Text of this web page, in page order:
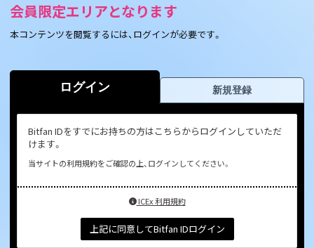
会員限定エリアとなります
本コンテンツを閲覧するには、ログインが必要です。
ログイン 新規登録
Bitfan IDをすでにお持ちの方はこちらからログインしていただ
けます。
当サイトの利用規約をご確認の上、ログインしてください。
ICEx 利用規約
上記に同意してBitfan IDログイン